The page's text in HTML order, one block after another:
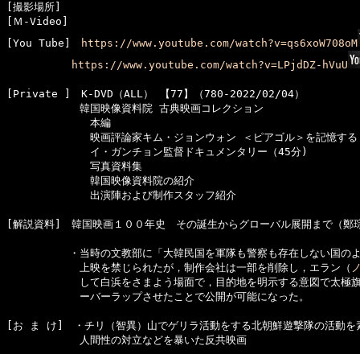
[撮影場所]
[Ｍ-Video]
[You Tube]
https://www.youtube.com/watch?v=qs6xoW708oM
https://www.youtube.com/watch?v=LPjdDZ-hVuU
[Private ]　K-DVD（ALL） 【77】（780-2022/02/04）
韓国映像資料院 古典映画コレクション
本編
映画評論家キム・ジョンウォン ＜ピアゴル＞を記憶する
イ・ガンチョン監督ドキュメンタリー（45分)
写真資料集
韓国映像資料院の紹介
出演陣および制作スタッフ紹介
[解説資料]　韓国映画１００年史　その誕生からグローバル展開まで（
・当時の文教部に「大韓民国を軍隊も警察も存在しない国のよ
上映を禁じられたが，制作会社は一部を削除し，エラン（
して白浜をさまよう場面で，目的地を明示する意図で太極旗
[お ま け]　・チリ（智異）山でゲリラ活動をする北朝鮮遊撃隊の活動を
人間性の対立などを暴いた反共映画